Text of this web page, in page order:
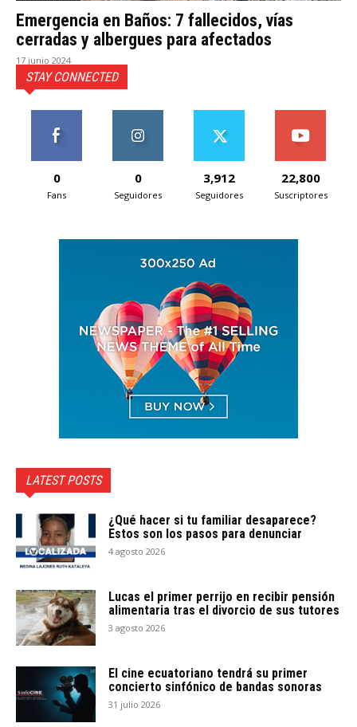
Emergencia en Baños: 7 fallecidos, vías
cerradas y albergues para afectados
17 junio 2024
STAY CONNECTED
0
Fans
0
Seguidores
3,912
Seguidores
22,800
Suscriptores
LATEST POSTS
¿Qué hacer si tu familiar desaparece?
Estos son los pasos para denunciar
4 agosto 2026
Lucas el primer perrijo en recibir pensión
alimentaria tras el divorcio de sus tutores
3 agosto 2026
El cine ecuatoriano tendrá su primer
concierto sinfónico de bandas sonoras
31 julio 2026